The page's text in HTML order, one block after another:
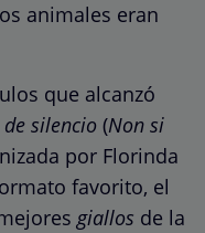
animales eran
que alcanzó
silencio (Non si
por Florinda
favorito, el
giallos de la